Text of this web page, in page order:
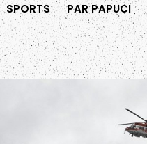
SPORTS PAR PAPUCI